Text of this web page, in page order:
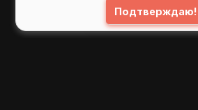
Подтверждаю!